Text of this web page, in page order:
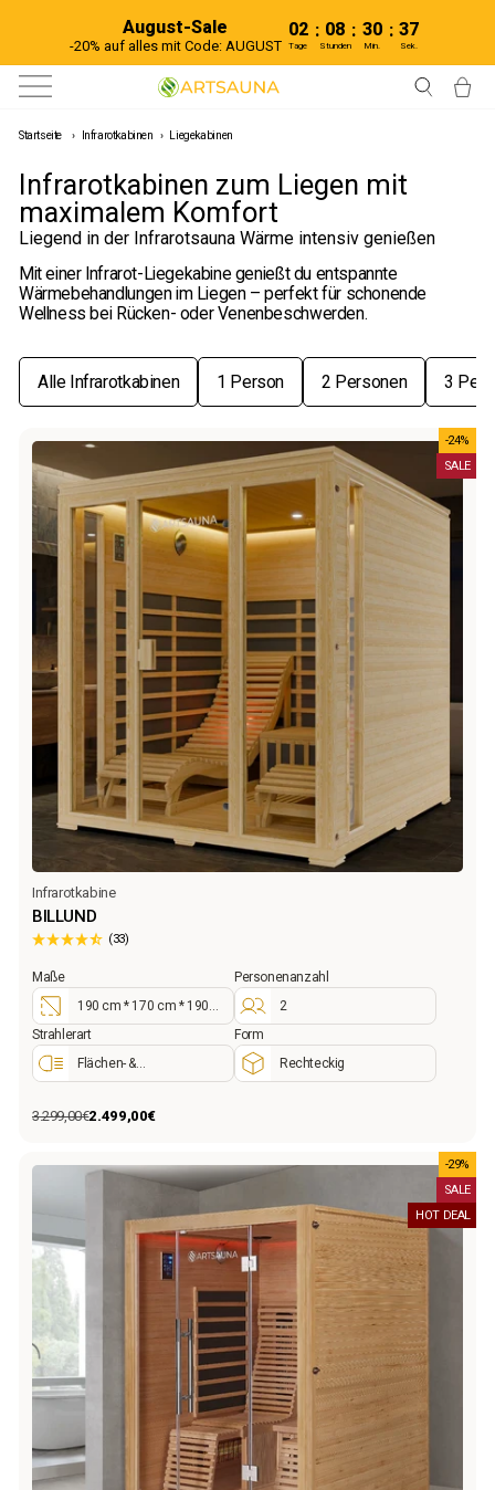
August-Sale
-20% auf alles mit Code: AUGUST
02
Tage
: 08
Stunden
: 30
Min.
: 36
Sek.
Seitennavigation Suche
Startseite › Infrarotkabinen › Liegekabinen
Infrarotkabinen zum Liegen mit
maximalem Komfort
Liegend in der Infrarotsauna Wärme intensiv genießen
Mit einer Infrarot-Liegekabine genießt du entspannte
Wärmebehandlungen im Liegen – perfekt für schonende
Wellness bei Rücken- oder Venenbeschwerden.
Alle Infrarotkabinen 1 Person 2 Personen 3
-24%
SALE
Infrarotkabine
BILLUND
(33)
Maße
190 cm * 170 cm * 190
cm
Personenanzahl
2
Strahlerart
Flächen- &
Keramikstrahler
Form
Rechteckig
Normaler
3.299,00€
Sonderpreis2.499,00€
-29%
SALE
HOT DEAL